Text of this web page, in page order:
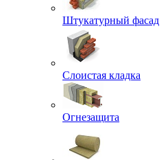
Штукатурный фасад
Слоистая кладка
Огнезащита